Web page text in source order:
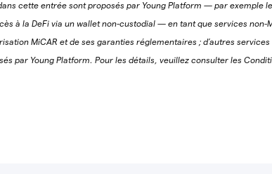
cette entrée sont proposés par Young Platform — par exemple le
à la DeFi via un wallet non-custodial — en tant que services non-
MiCAR et de ses garanties réglementaires ; d’autres services
par Young Platform. Pour les détails, veuillez consulter les